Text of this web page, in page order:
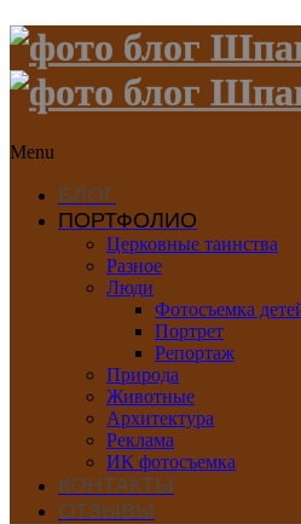
Menu
БЛОГ
ПОРТФОЛИО
Церковные таинства
Разное
Люди
Фотосъемка
Портрет
Репортаж
Природа
Животные
Архитектура
Реклама
ИК фотосъемка
КОНТАКТЫ
ОТЗЫВЫ